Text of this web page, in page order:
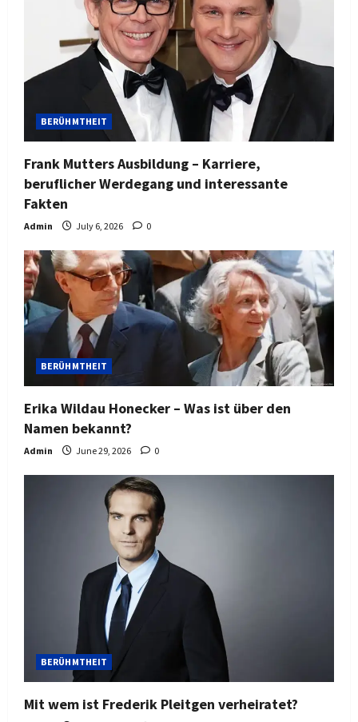
BERÜHMTHEIT
Frank Mutters Ausbildung – Karriere,
beruflicher Werdegang und interessante
Fakten
Admin July 6, 2026 0
BERÜHMTHEIT
Erika Wildau Honecker – Was ist über den
Namen bekannt?
Admin June 29, 2026 0
BERÜHMTHEIT
Mit wem ist Frederik Pleitgen verheiratet?